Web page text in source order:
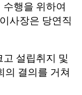
행을 위하여
사장은 당연직
설립취지 및
의 결의를 거쳐